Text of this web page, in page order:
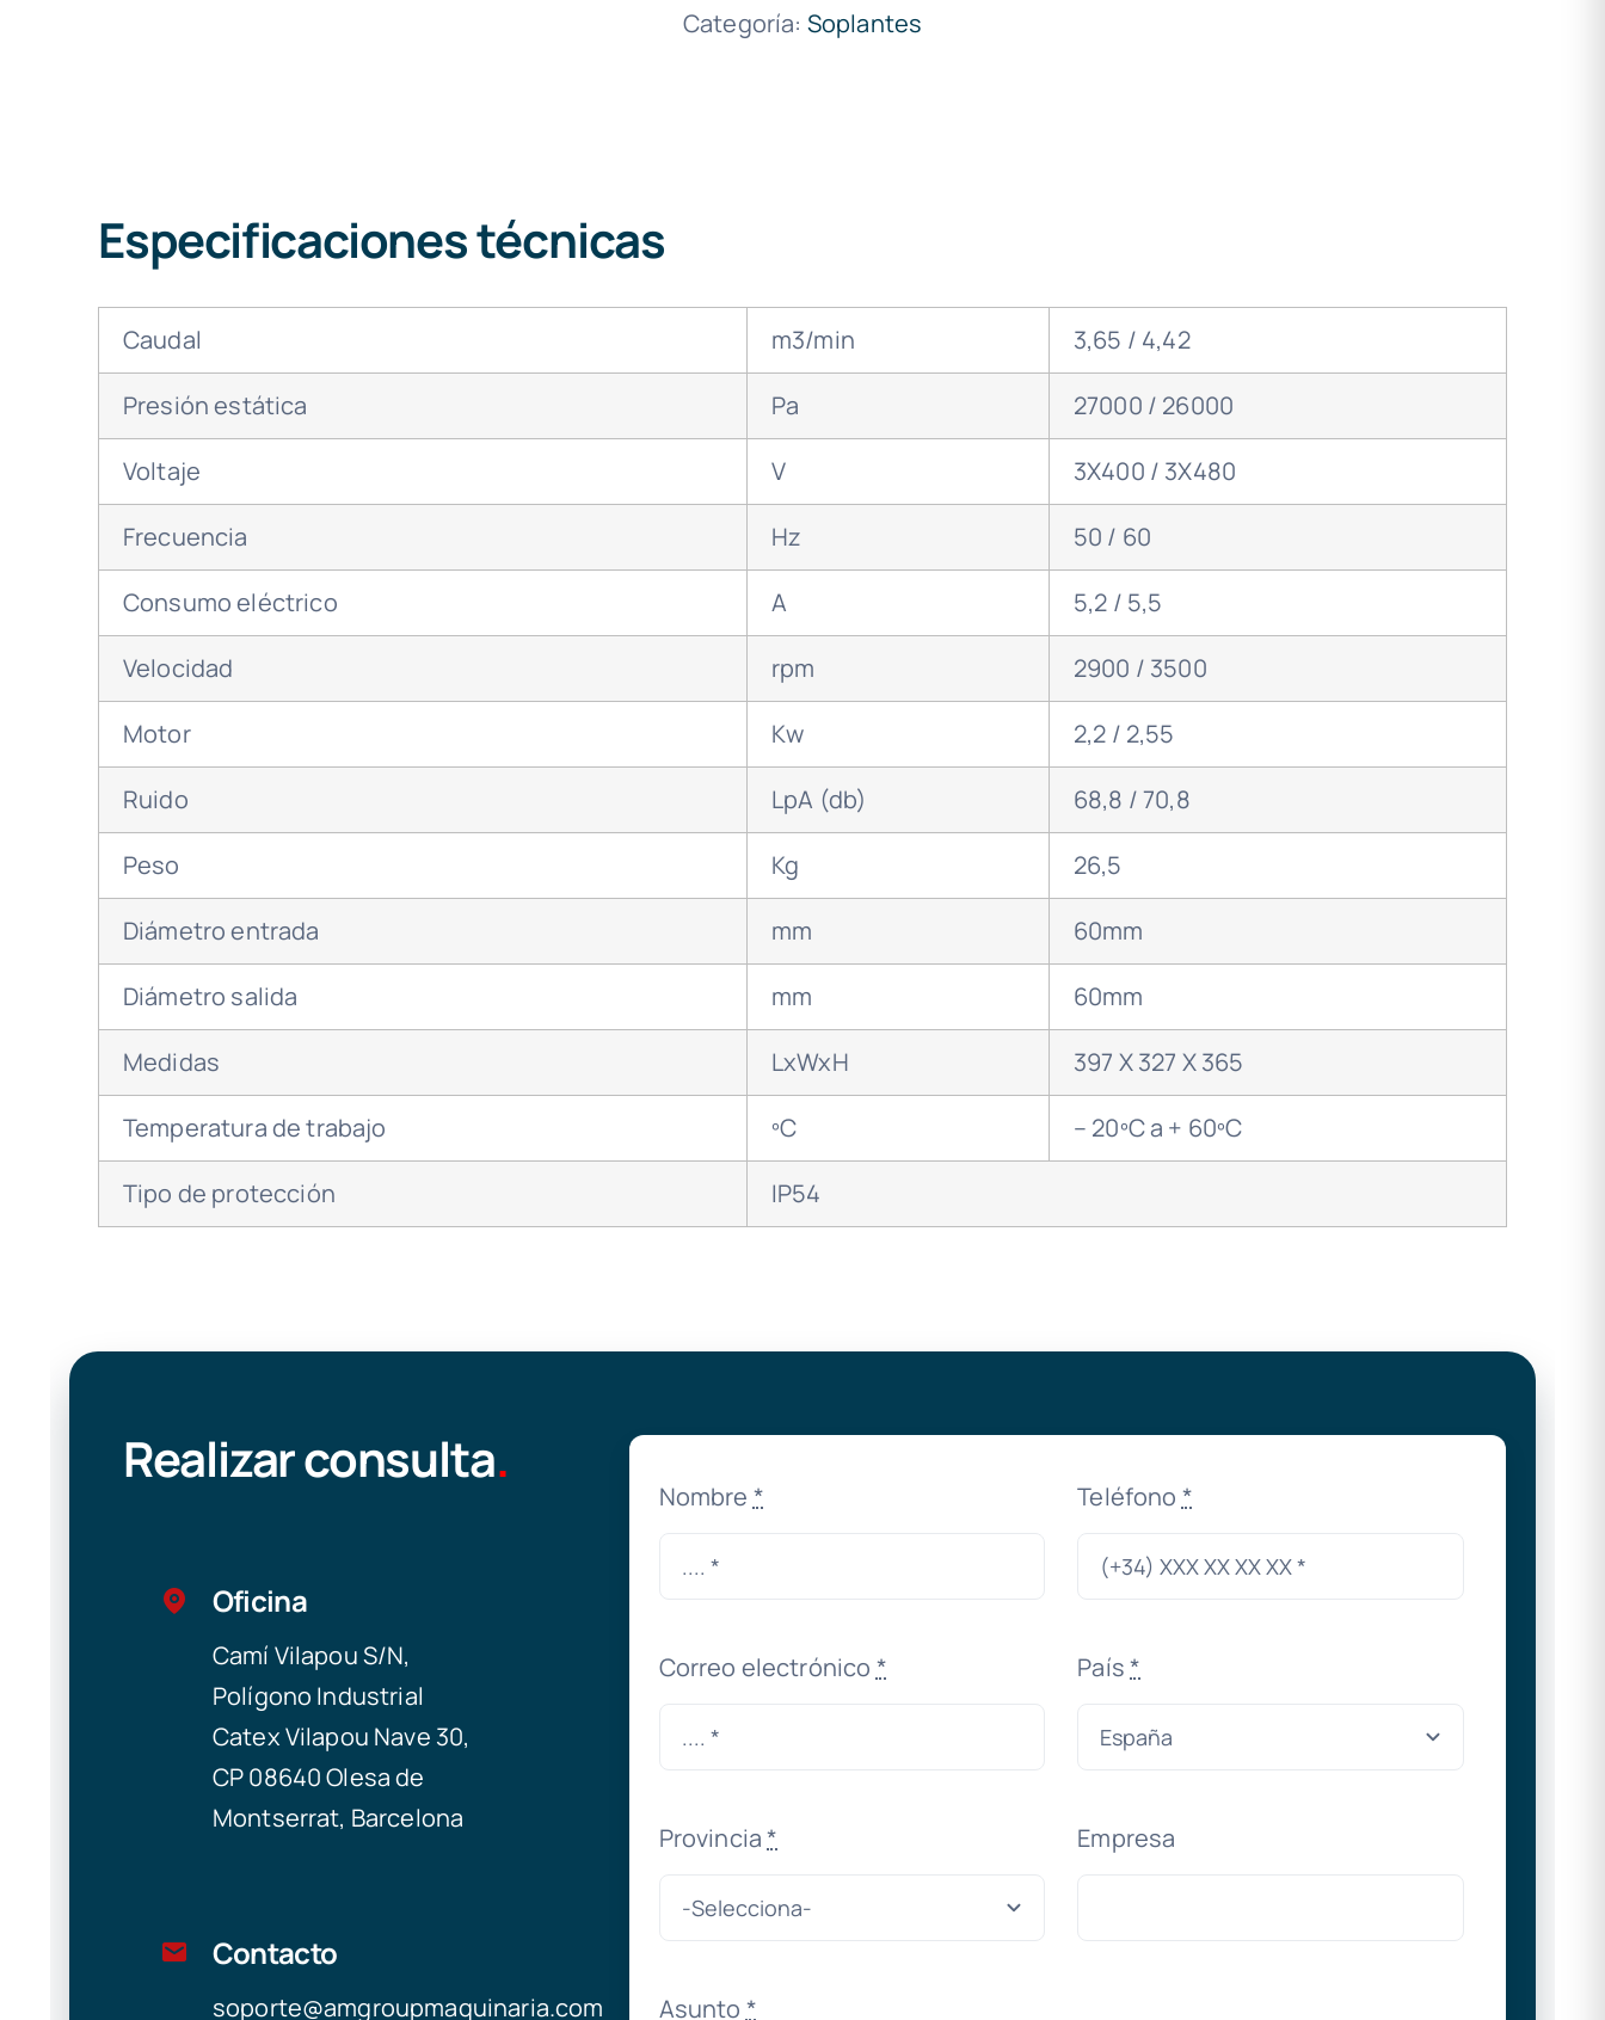
Categoría: Soplantes
Especificaciones técnicas
Caudal m3/min 3,65 / 4,42
Presión estática Pa 27000 / 26000
Voltaje V 3X400 / 3X480
Frecuencia Hz 50 / 60
Consumo eléctrico A 5,2 / 5,5
Velocidad rpm 2900 / 3500
Motor Kw 2,2 / 2,55
Ruido LpA (db) 68,8 / 70,8
Peso Kg 26,5
Diámetro entrada mm 60mm
Diámetro salida mm 60mm
Medidas LxWxH 397 X 327 X 365
Temperatura de trabajo ºC – 20ºC a + 60ºC
Tipo de protección IP54
Realizar consulta.
Oficina
Camí Vilapou S/N,
Polígono Industrial
Catex Vilapou Nave 30,
CP 08640 Olesa de
Montserrat, Barcelona
Contacto
soporte@amgroupmaquinaria.com
Nombre * Teléfono *
Correo electrónico * País*
Provincia* Empresa
Asunto *